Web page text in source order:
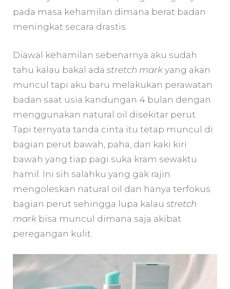
pada masa kehamilan dimana berat badan
meningkat secara drastis.
Diawal kehamilan sebenarnya aku sudah
tahu kalau bakal ada stretch mark yang akan
muncul tapi aku baru melakukan perawatan
badan saat usia kandungan 4 bulan dengan
menggunakan natural oil disekitar perut.
Tapi ternyata tanda cinta itu tetap muncul di
bagian perut bawah, paha, dan kaki kiri
bawah yang tiap pagi suka kram sewaktu
hamil. Ini sih salahku yang gak rajin
mengoleskan natural oil dan hanya terfokus
bagian perut sehingga lupa kalau stretch
mark bisa muncul dimana saja akibat
peregangan kulit.